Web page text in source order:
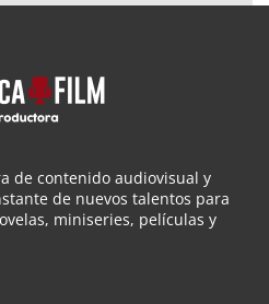
de contenido audiovisual y
de nuevos talentos para
miniseries, películas y